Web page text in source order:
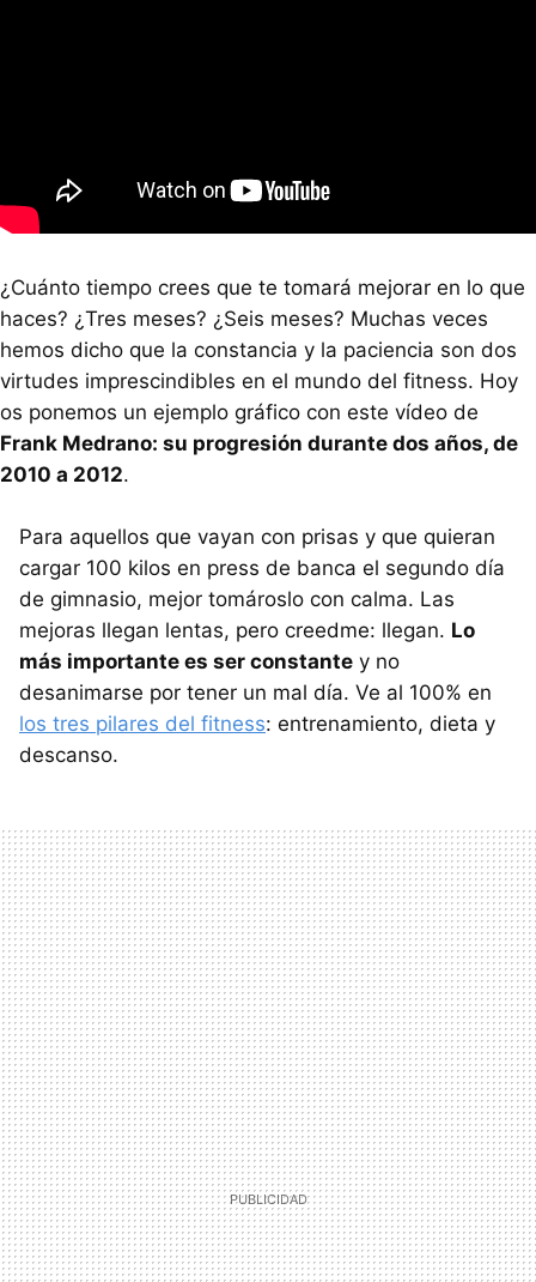
¿Cuánto tiempo crees que te tomará mejorar en lo que
haces? ¿Tres meses? ¿Seis meses? Muchas veces
hemos dicho que la constancia y la paciencia son dos
virtudes imprescindibles en el mundo del fitness. Hoy
os ponemos un ejemplo gráfico con este vídeo de
Frank Medrano: su progresión durante dos años, de
2010 a 2012.
Para aquellos que vayan con prisas y que quieran
cargar 100 kilos en press de banca el segundo día
de gimnasio, mejor tomároslo con calma. Las
mejoras llegan lentas, pero creedme: llegan. Lo
más importante es ser constante y no
desanimarse por tener un mal día. Ve al 100% en
los tres pilares del fitness: entrenamiento, dieta y
descanso.